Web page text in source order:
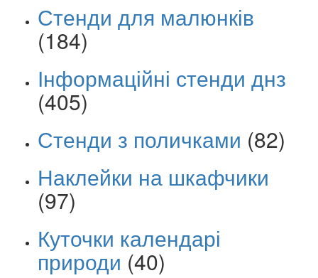
Стенди для малюнків
(184)
Інформаційні стенди днз
(405)
Стенди з поличками (82)
Наклейки на шкафчики
(97)
Куточки календарі
природи (40)